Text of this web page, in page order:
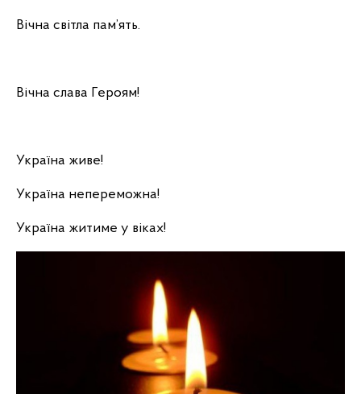
Вічна світла пам’ять.
Вічна слава Героям!
Україна живе!
Україна непереможна!
Україна житиме у віках!